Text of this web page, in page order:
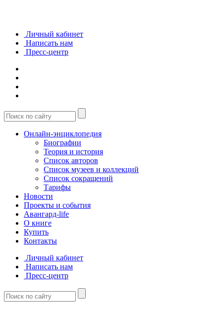
Личный кабинет
Написать нам
Пресс-центр
Онлайн-энциклопедия
Биографии
Теория и история
Список авторов
Список музеев и коллекций
Список сокращений
Тарифы
Новости
Проекты и события
Авангард-life
О книге
Купить
Контакты
Личный кабинет
Написать нам
Пресс-центр